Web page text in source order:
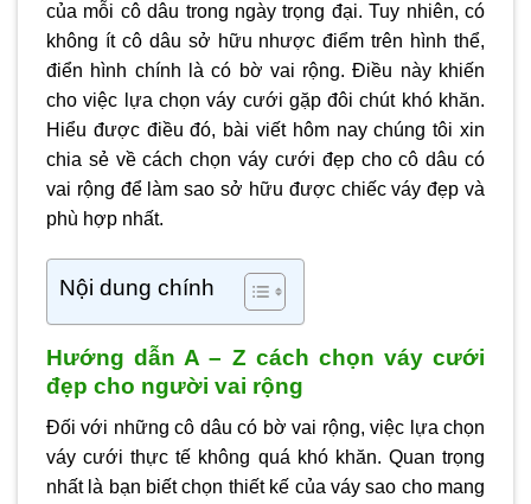
của mỗi cô dâu trong ngày trọng đại. Tuy nhiên, có
không ít cô dâu sở hữu nhược điểm trên hình thể,
điển hình chính là có bờ vai rộng. Điều này khiến
cho việc lựa chọn váy cưới gặp đôi chút khó khăn.
Hiểu được điều đó, bài viết hôm nay chúng tôi xin
chia sẻ về cách chọnváy cưới đẹpcho cô dâu có
vai rộng để làm sao sở hữu được chiếc váy đẹp và
phù hợp nhất.
Nội dung chính
Hướng dẫn A – Z cách chọn váy cưới
đẹp cho người vai rộng
Đối với những cô dâu có bờ vai rộng, việc lựa chọn
váy cưới thực tế không quá khó khăn. Quan trọng
nhất là bạn biết chọn thiết kế của váy sao cho mang